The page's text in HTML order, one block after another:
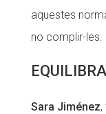
aquestes
no complir-les.
Sara Jiménez
COL·LABORA
Fes voluntariat
Fes un donatiu
COL·LABORA
Fes voluntariat
Fes un donatiu